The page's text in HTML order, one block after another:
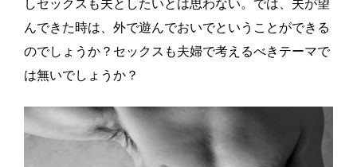
しセックスも夫としたいとは思わない。では、夫が望
んできた時は、外で遊んでおいでということができる
のでしょうか？セックスも夫婦で考えるべきテーマで
は無いでしょうか？